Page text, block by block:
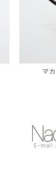
マ
E-mail：